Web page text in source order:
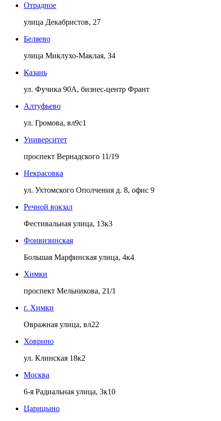
Отрадное
улица Декабристов, 27
Беляево
улица Миклухо-Маклая, 34
Казань
ул. Фучика 90А, бизнес-центр Франт
Алтуфьево
ул. Громова, вл9с1
Университет
проспект Вернадского 11/19
Некрасовка
ул. Ухтомского Ополчения д. 8, офис 9
Речной вокзал
Фестивальная улица, 13к3
Фонвизинская
Большая Марфинская улица, 4к4
Химки
проспект Мельникова, 21/1
г. Химки
Овражная улица, вл22
Ховрино
ул. Клинская 18к2
Москва
6-я Радиальная улица, 3к10
Царицыно